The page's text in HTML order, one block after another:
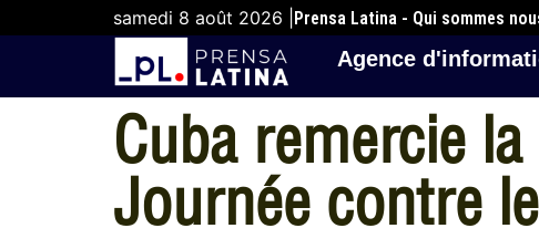
samedi 8 août 2026 | Prensa Latina - Qui sommes
Agence
Cuba remercie
Journée contre